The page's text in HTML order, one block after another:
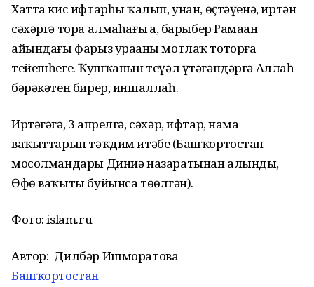
Хатта кис ифтарһыҙ ҡалып, унан, өҫтәүенә, иртән
сәхәргә тора алмаһағыҙ ҙа, барыбер Рамаҙан
айындағы фарыз ураҙаны мотлаҡ тоторға
тейешһегеҙ. Ҡушҡанын теүәл үтәгәндәргә Аллаһ
бәрәкәтен бирер, иншаллаһ.
Иртәгәгә, 3 апрелгә, сәхәр, ифтар, намаҙ
ваҡыттарын тәҡдим итәбеҙ (Башҡортостан
мосолмандары Диниә назаратынан алынды,
Өфө ваҡыты буйынса төҙөлгән).
Фото: islam.ru
Автор: Дилбәр Ишморатова
Башҡортостан